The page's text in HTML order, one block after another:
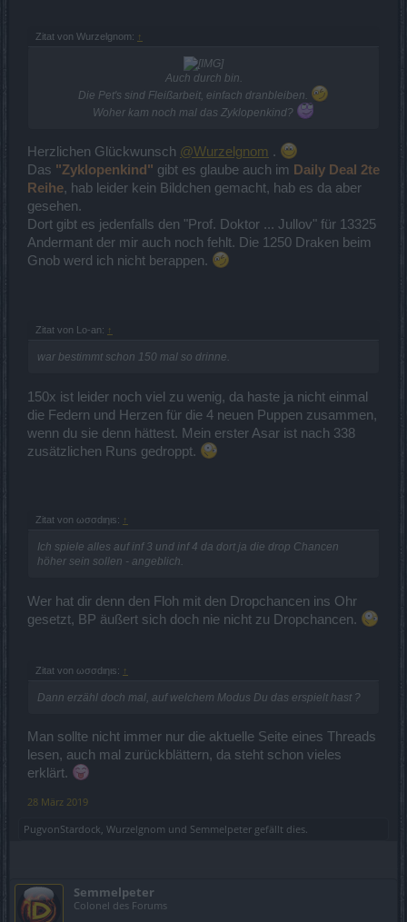
Zitat von Wurzelgnom: ↑
Auch durch bin.
Die Pet's sind Fleißarbeit, einfach dranbleiben.
Woher kam noch mal das Zyklopenkind?
Herzlichen Glückwunsch @Wurzelgnom .
Das "Zyklopenkind" gibt es glaube auch im Daily Deal 2te
Reihe, hab leider kein Bildchen gemacht, hab es da aber
gesehen.
Dort gibt es jedenfalls den "Prof. Doktor ... Jullov" für 13325
Andermant der mir auch noch fehlt. Die 1250 Draken beim
Gnob werd ich nicht berappen.
Zitat von Lo-an: ↑
war bestimmt schon 150 mal so drinne.
150x ist leider noch viel zu wenig, da haste ja nicht einmal
die Federn und Herzen für die 4 neuen Puppen zusammen,
wenn du sie denn hättest. Mein erster Asar ist nach 338
zusätzlichen Runs gedroppt.
Zitat von ωσσdιηιѕ: ↑
Ich spiele alles auf inf 3 und inf 4 da dort ja die drop Chancen
höher sein sollen - angeblich.
Wer hat dir denn den Floh mit den Dropchancen ins Ohr
gesetzt, BP äußert sich doch nie nicht zu Dropchancen.
Zitat von ωσσdιηιѕ: ↑
Dann erzähl doch mal, auf welchem Modus Du das erspielt hast ?
Man sollte nicht immer nur die aktuelle Seite eines Threads
lesen, auch mal zurückblättern, da steht schon vieles
erklärt.
28 März 2019
PugvonStardock, Wurzelgnom und Semmelpeter gefällt dies.
Semmelpeter
Colonel des Forums